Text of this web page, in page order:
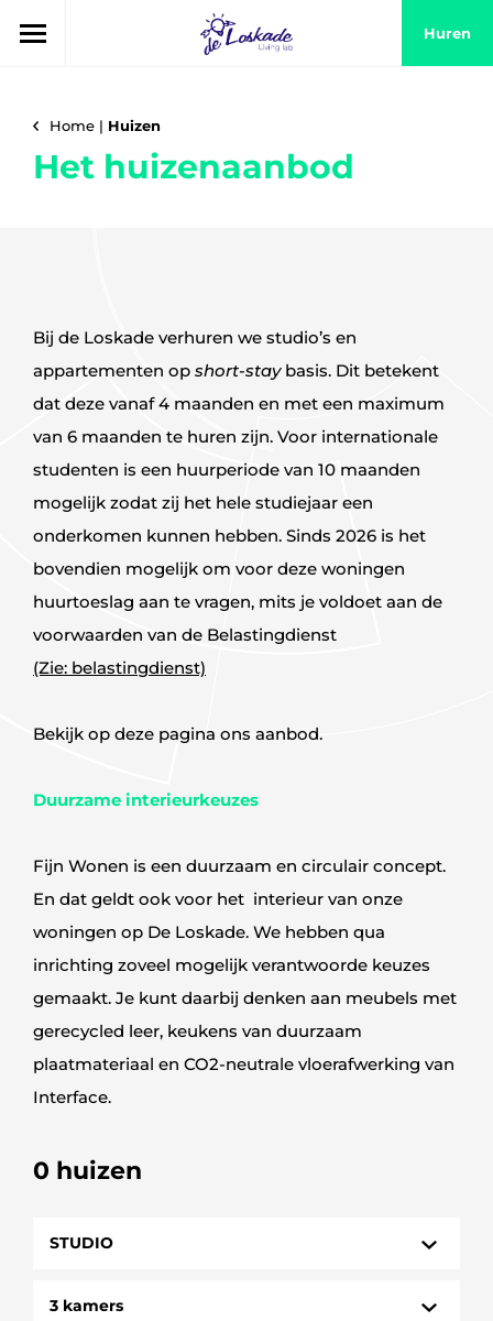
Huren
Home | Huizen
Het huizenaanbod
Bij de Loskade verhuren we studio’s en
appartementen op short-staybasis. Dit betekent
dat deze vanaf 4 maanden en met een maximum
van 6 maanden te huren zijn. Voor internationale
studenten is een huurperiode van 10 maanden
mogelijk zodat zij het hele studiejaar een
onderkomen kunnen hebben. Sinds 2026 is het
bovendien mogelijk om voor deze woningen
huurtoeslag aan te vragen, mits je voldoet aan de
voorwaarden van de Belastingdienst
(Zie: belastingdienst)
Bekijk op deze pagina ons aanbod.
Duurzame interieurkeuzes
Fijn Wonen is een duurzaam en circulair concept.
En dat geldt ook voor het interieur van onze
woningen op De Loskade. We hebben qua
inrichting zoveel mogelijk verantwoorde keuzes
gemaakt. Je kunt daarbij denken aan meubels met
gerecycled leer, keukens van duurzaam
plaatmateriaal en CO2-neutrale vloerafwerking van
Interface.
0 huizen
STUDIO
HUIZEN
3 kamers